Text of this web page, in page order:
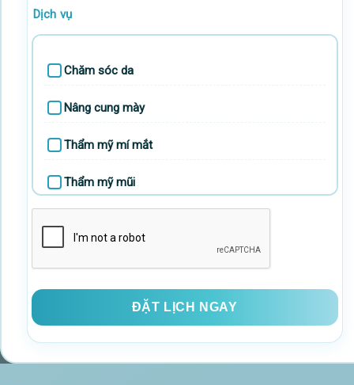
Dịch vụ
Chăm sóc da
Nâng cung mày
Thẩm mỹ mí mắt
Thẩm mỹ mũi